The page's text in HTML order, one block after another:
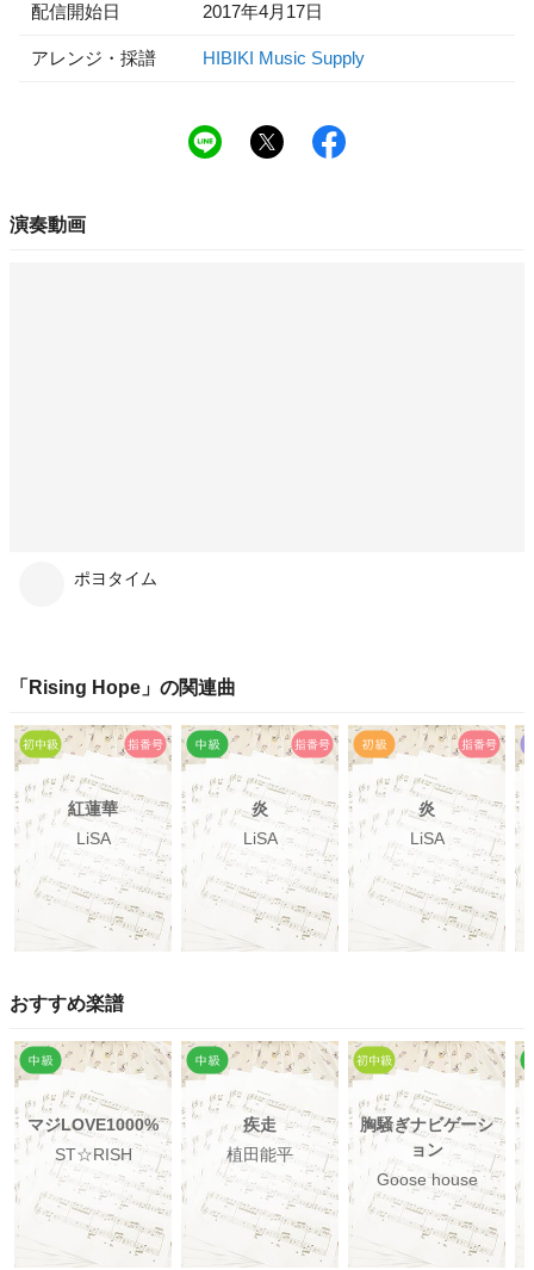
配信開始日 2017年4月17日
アレンジ・採譜 HIBIKI Music Supply
演奏動画
ポヨタイム
「 Rising Hope 」の関連曲
紅蓮華
LiSA
炎
LiSA
炎
LiSA
おすすめ楽譜
マジLOVE1000%
ST☆RISH
疾走
植田能平
胸騒ぎナビゲーシ
ョン
Goose house